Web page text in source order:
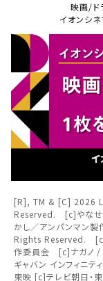
チケット購入
チケットの購入は
択しご購入くださ
上映スケジ
その他の劇場を
無料のワタシアタ
お近くの劇
浦和美園
板橋
北海道
映画/ド
イオンシ
[R], TM & [C] 2026
Reserved. [c]やなせ
かし／アンパンマ
Rights Reserved. [c]
作委員会 [c]ナガノ /
ギャバン インフィニテ
東映 [c]テレビ朝日・